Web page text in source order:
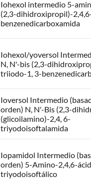
Iohexol intermedio 5-
(2,3-dihidroxipropil)-
benzenedicarboxamida
Iohexol/yoversol
N, N'-bis (2,3-
triiodo-1, 3-
Ioversol Intermedio
orden) N, N'-Bis (2,3-
(glicoilamino)-2,4, 6-
triyodoisoftalamida
Iopamidol Intermedio
orden) 5-Amino-2,4,6-
triyodoisoftálico